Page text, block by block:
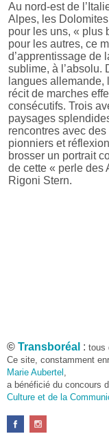
Au nord-est de
Alpes, les
pour les uns, « plus
pour les autres, ce
d’apprentissage de
sublime, à l’absolu.
langues allemande,
récit de marches
consécutifs. Trois
paysages
rencontres avec
pionniers et
brosser un portrait
de cette « perle des
Rigoni Stern.
© Transboréal : tous
Ce site, constamment
Marie Aubertel ,
a bénéficié du concours
Culture et de la